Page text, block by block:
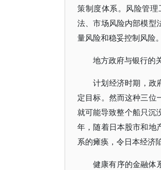
策制度体系。风险管
法、市场风险内部模型
量风险和稳妥控制风险。
地方政府与银行的
计划经济时期，政
定目标。然而这种三位
就可能导致整个船只沉
年，随着日本股市和地
系的瘫痪，令日本经济
健康有序的金融体